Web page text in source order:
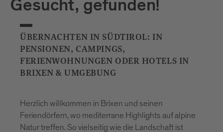
Gesucht, gefunden!
ÜBERNACHTEN IN SÜDTIROL: IN
PENSIONEN, CAMPINGS,
FERIENWOHNUNGEN ODER HOTELS IN
BRIXEN & UMGEBUNG
Herzlich willkommen in Brixen und seinen
Feriendörfern, wo mediterrane Highlights auf alpine
Natur treffen. So vielseitig wie die Landschaft ist